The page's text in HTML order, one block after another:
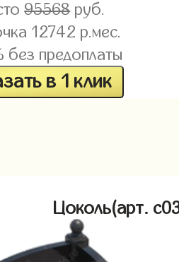
95568руб.
12742 р.мес.
без предоплаты
в 1 клик
Цоколь(арт.